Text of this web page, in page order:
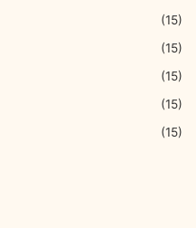
(15)
(15)
(15)
(15)
(15)